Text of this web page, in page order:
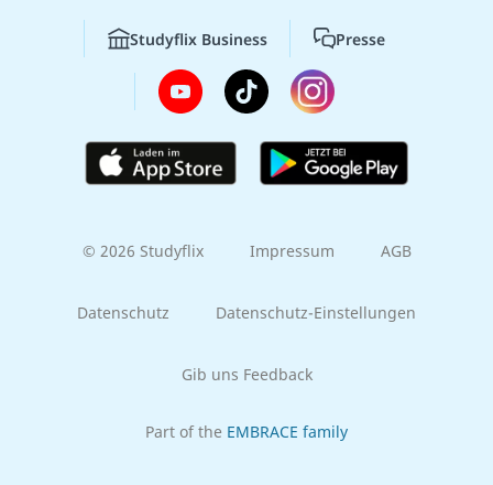
Studyflix Business Presse
© 2026 Studyflix Impressum AGB
Datenschutz Datenschutz-Einstellungen
Gib uns Feedback
Part of the EMBRACE family